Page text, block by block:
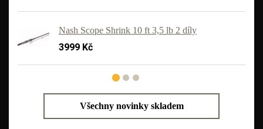
Nash Scope Shrink 10 ft 3,5 lb 2 díly
3999 Kč
Všechny novinky skladem